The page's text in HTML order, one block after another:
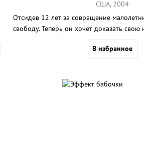
США, 2004
Отсидев 12 лет за совращение
свободу. Теперь он хочет доказать свою
коп, а работники лесопилки, куда он
получить билет в нормальную жизнь –
В избранное